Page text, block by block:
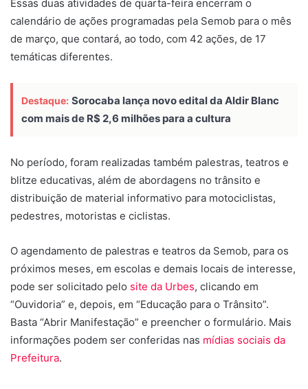
Essas duas atividades de quarta-feira encerram o
calendário de ações programadas pela Semob para o mês
de março, que contará, ao todo, com 42 ações, de 17
temáticas diferentes.
Destaque: Sorocaba lança novo edital da Aldir Blanc
com mais de R$ 2,6 milhões para a cultura
No período, foram realizadas também palestras, teatros e
blitze educativas, além de abordagens no trânsito e
distribuição de material informativo para motociclistas,
pedestres, motoristas e ciclistas.
O agendamento de palestras e teatros da Semob, para os
próximos meses, em escolas e demais locais de interesse,
pode ser solicitado pelo site da Urbes, clicando em
“Ouvidoria” e, depois, em “Educação para o Trânsito”.
Basta “Abrir Manifestação” e preencher o formulário. Mais
informações podem ser conferidas nas mídias sociais da
Prefeitura.